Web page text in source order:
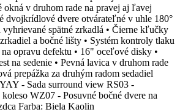
okná v druhom rade na pravej aj ľavej
dvojkrídlové dvere otvárateľné v uhle 180°
vyhrievané spätné zrkadlá • Čierne kľučky
a bočné lišty • Systém kontroly tlaku
opravu defektu • 16" oceľové disky •
na sedenie • Pevná lavica v druhom rade
prepážka za druhým radom sedadiel
- Sada surround view RS03 -
WZ07 - Posuvné bočné dvere na
Farba: Biela Kaolin